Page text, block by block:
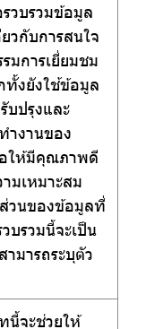
วบรวมข้อมูล
วกับการสนใจ
มการเยี่ยมชม
ทั้งยังใช้ข้อมูล
บปรุงและ
งานของ
ให้มีคุณภาพดี
มเหมาะสม
วนของข้อมูลที่
บรวมนี้จะเป็น
มารถระบุตัว
นี้จะช่วยให้